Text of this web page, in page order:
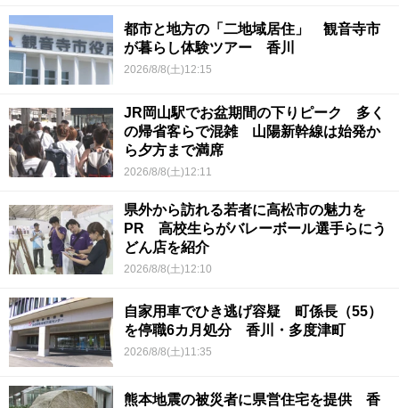
都市と地方の「二地域居住」 観音寺市
が暮らし体験ツアー 香川
2026/8/8(土)12:15
JR岡山駅でお盆期間の下りピーク 多く
の帰省客らで混雑 山陽新幹線は始発か
ら夕方まで満席
2026/8/8(土)12:11
県外から訪れる若者に高松市の魅力を
PR 高校生らがバレーボール選手らにう
どん店を紹介
2026/8/8(土)12:10
自家用車でひき逃げ容疑 町係長（55）
を停職6カ月処分 香川・多度津町
2026/8/8(土)11:35
熊本地震の被災者に県営住宅を提供 香